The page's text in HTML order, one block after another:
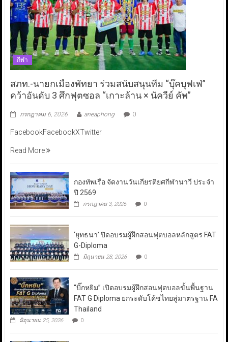
กีฬา
สภท.-นายกเมืองพัทยา ร่วมสนับสนุนทีม “บุ๊คบุฟเฟ่”
คว้าอันดับ 3 ศึกฟุตซอล “เกาะล้าน × นัควีย์ คัพ”
กรกฎาคม 6, 2026 aneaphong 0
FacebookFacebookXTwitter
Read More
กองทัพเรือ จัดงานวันเกียรติยศกีฬานาวี ประจำ
ปี 2569
กรกฎาคม 3, 2026 0
‘ยุทธนา’ ปิดอบรมผู้ฝึกสอนฟุตบอลหลักสูตร FAT
G-Diploma
มิถุนายน 28, 2026 0
“บิ๊กหยิม” เปิดอบรมผู้ฝึกสอนฟุตบอลขั้นพื้นฐาน
FAT G Diploma ยกระดับโค้ชไทยสู่มาตรฐาน FA
Thailand
มิถุนายน 25, 2026 0